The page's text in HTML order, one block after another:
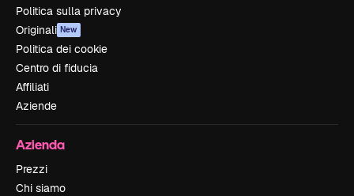
Politica sulla privacy
Originali New
Politica dei cookie
Centro di fiducia
Affiliati
Aziende
Azienda
Prezzi
Chi siamo